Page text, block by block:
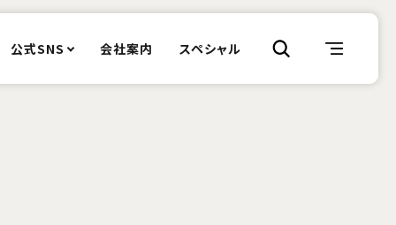
公式SNS 会社案内 スペシャル